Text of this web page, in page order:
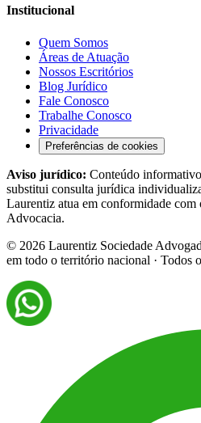
Institucional
Quem Somos
Áreas de Atuação
Nossos Escritórios
Blog Jurídico
Fale Conosco
Trabalhe Conosco
Privacidade
Preferências de cookies
Aviso jurídico: Conteúdo
substitui consulta jurídica
Laurentiz atua em conformidade com
Advocacia.
© 2026 Laurentiz Sociedade
em todo o território nacional · Todos